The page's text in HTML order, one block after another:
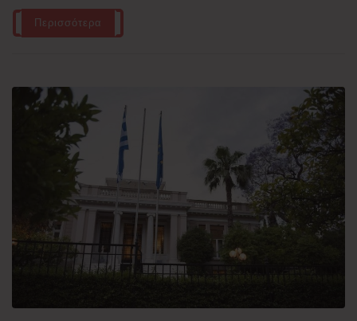
Περισσότερα